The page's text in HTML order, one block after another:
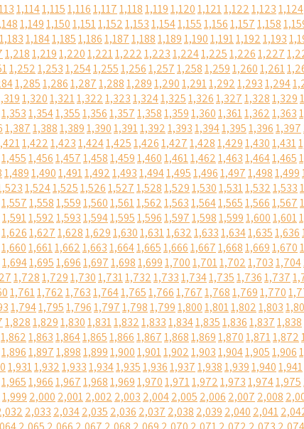
1,1141,1151,1161,1171,1181,1191,1201,1211,1221,1231,124
1,1491,1501,1511,1521,1531,1541,1551,1561,1571,158
1,1831,1841,1851,1861,1871,1881,1891,1901,1911,1921,193
1,2181,2191,2201,2211,2221,2231,2241,2251,2261,227
1,2521,2531,2541,2551,2561,2571,2581,2591,2601,261
1,2851,2861,2871,2881,2891,2901,2911,2921,2931,294
1,3201,3211,3221,3231,3241,3251,3261,3271,3281,329
1,3531,3541,3551,3561,3571,3581,3591,3601,3611,3621,363
1,3871,3881,3891,3901,3911,3921,3931,3941,3951,3961,397
1,4221,4231,4241,4251,4261,4271,4281,4291,4301,431
1,4551,4561,4571,4581,4591,4601,4611,4621,4631,4641,465
1,4891,4901,4911,4921,4931,4941,4951,4961,4971,4981,499
1,5241,5251,5261,5271,5281,5291,5301,5311,5321,533
1,5571,5581,5591,5601,5611,5621,5631,5641,5651,5661,567
1,5911,5921,5931,5941,5951,5961,5971,5981,5991,6001,601
1,6261,6271,6281,6291,6301,6311,6321,6331,6341,6351,636
1,6601,6611,6621,6631,6641,6651,6661,6671,6681,6691,670
1,6941,6951,6961,6971,6981,6991,7001,7011,7021,7031,704
1,7281,7291,7301,7311,7321,7331,7341,7351,7361,737
1,7611,7621,7631,7641,7651,7661,7671,7681,7691,770
1,7941,7951,7961,7971,7981,7991,8001,8011,8021,803
1,8281,8291,8301,8311,8321,8331,8341,8351,8361,8371,838
1,8621,8631,8641,8651,8661,8671,8681,8691,8701,8711,872
1,8961,8971,8981,8991,9001,9011,9021,9031,9041,9051,906
1,9311,9321,9331,9341,9351,9361,9371,9381,9391,9401,941
1,9651,9661,9671,9681,9691,9701,9711,9721,9731,9741,975
1,999 2,000 2,0012,002 2,003 2,0042,005 2,006 2,007 2,008
2,033 2,0342,035 2,036 2,037 2,038 2,039 2,040 2,041